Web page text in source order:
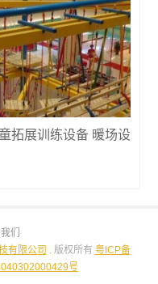
拓展训练设备 暖场设
们
有限公司 . 版权所有 粤ICP备
号